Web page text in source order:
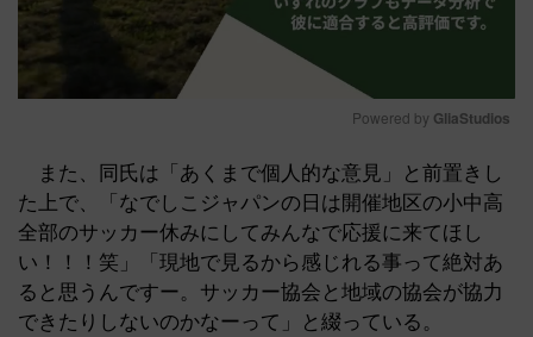
Mute
Powered by GliaStudios
また、同氏は「あくまで個人的な意見」と前置きし
た上で、「なでしこジャパンの日は開催地区の小中高
全部のサッカー休みにしてみんなで応援に来てほし
い！！！笑」「現地で見るから感じれる事って絶対あ
ると思うんですー。サッカー協会と地域の協会が協力
できたりしないのかなーって」と綴っている。